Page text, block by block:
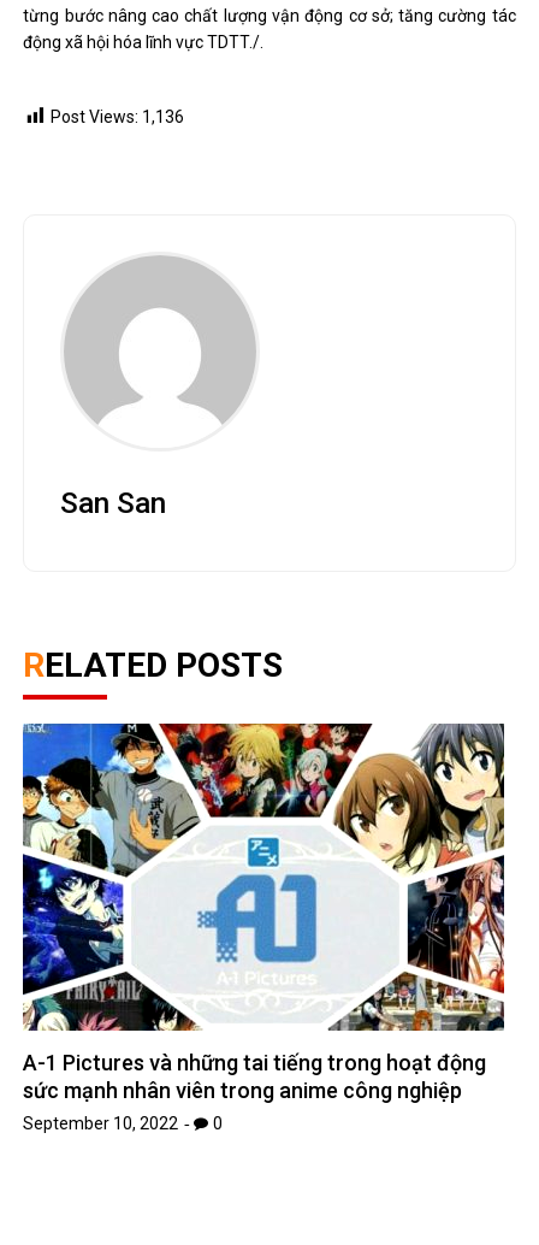
từng bước nâng cao chất lượng vận động cơ sở; tăng cường tác
động xã hội hóa lĩnh vực TDTT./.
Post Views: 1,136
San San
RELATED POSTS
A-1 Pictures và những tai tiếng trong hoạt động
sức mạnh nhân viên trong anime công nghiệp
September 10, 2022 0